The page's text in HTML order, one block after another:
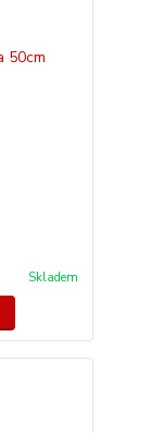
Skladem